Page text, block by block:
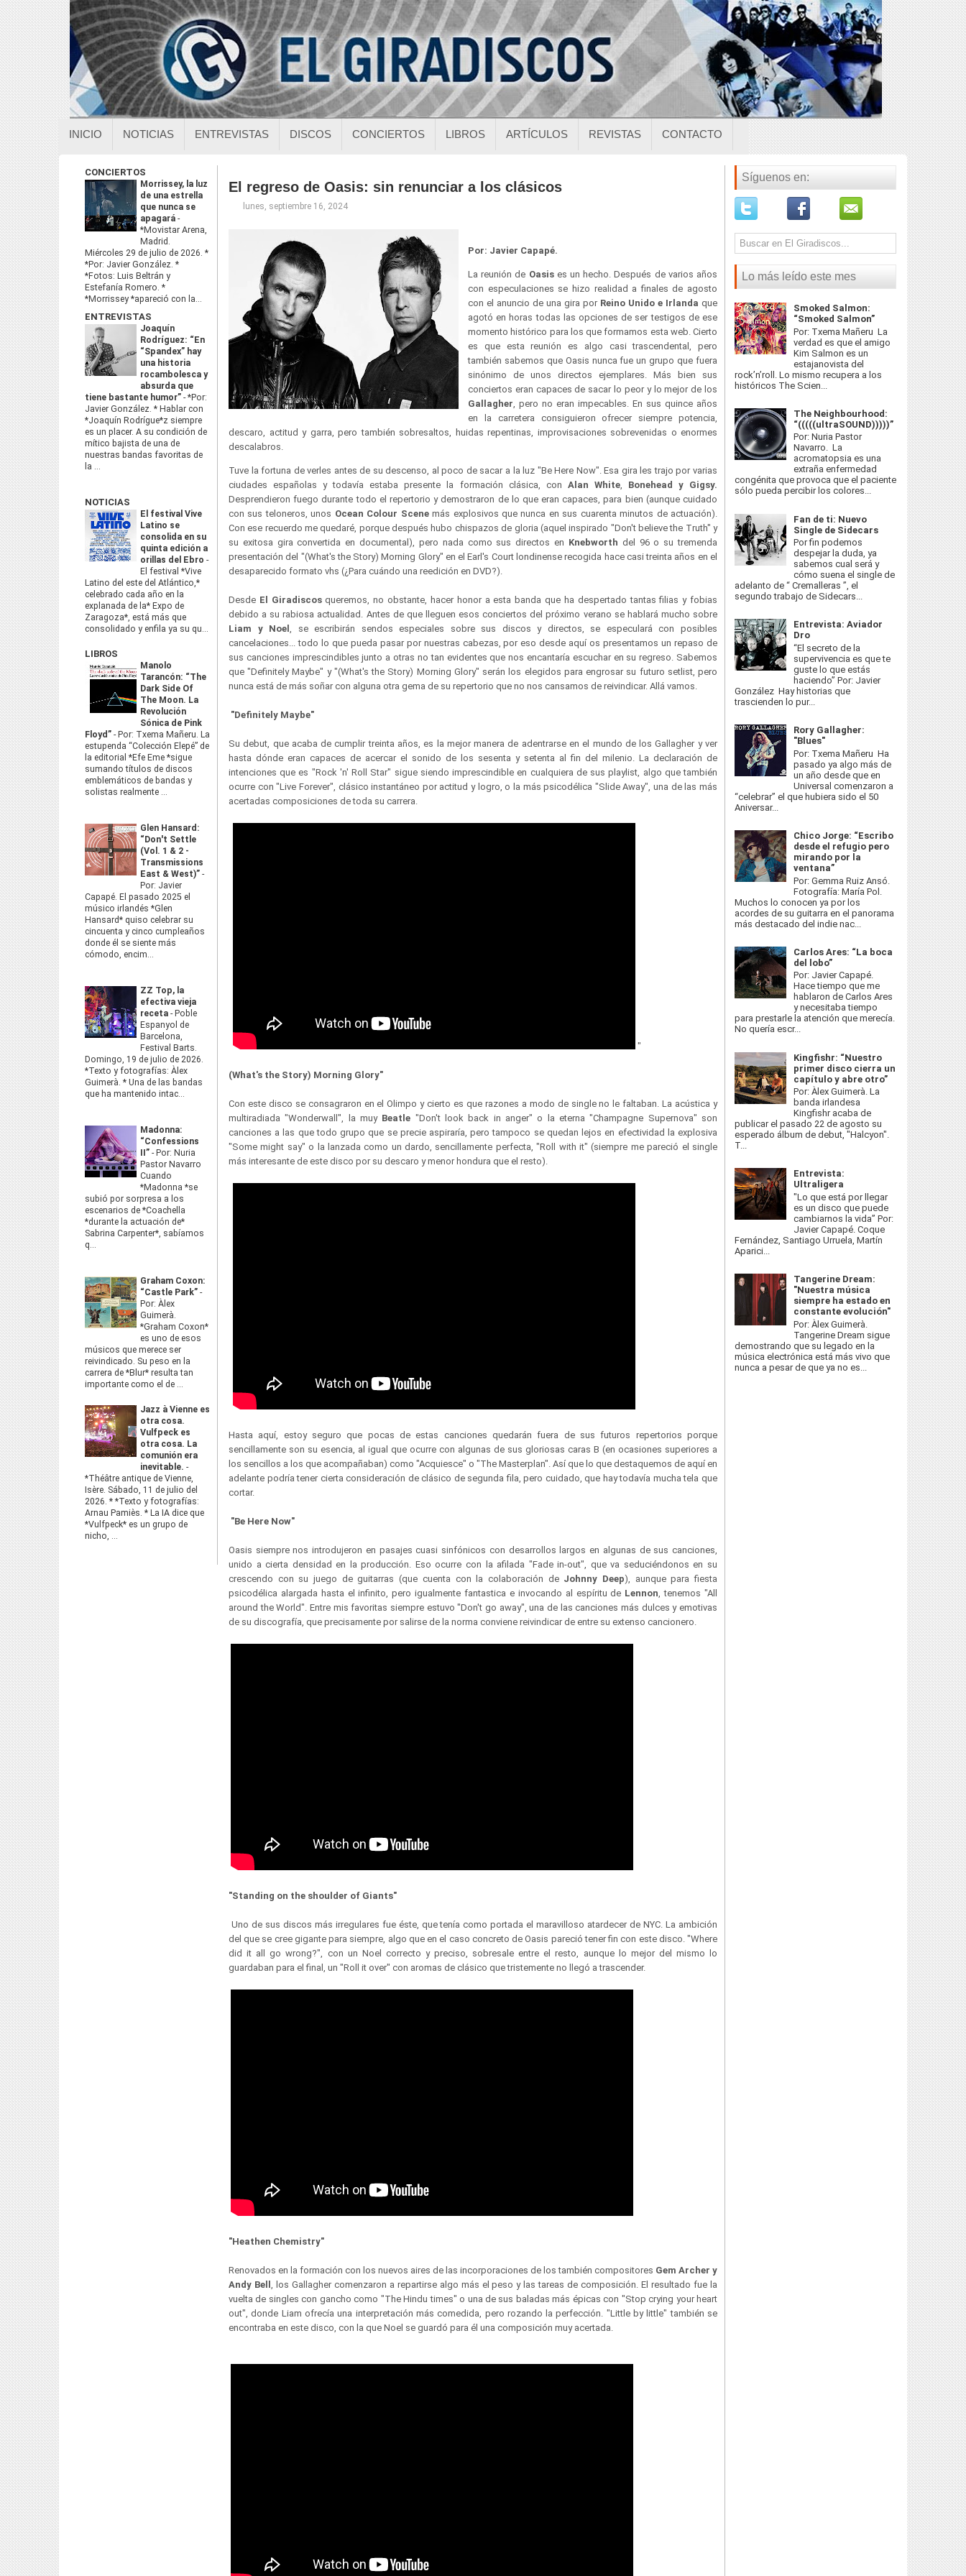
INICIO NOTICIAS ENTREVISTAS DISCOS CONCIERTOS LIBROS ARTÍCULOS REVISTAS CONTACTO
CONCIERTOS
Morrissey, la luz
de una estrella
que nunca se
apagará -
*Movistar Arena,
Madrid.
Miércoles 29 de julio de 2026. *
*Por: Javier González. *
*Fotos: Luis Beltrán y
Estefanía Romero. *
*Morrissey *apareció con la...
ENTREVISTAS
Joaquín
Rodríguez: “En
“Spandex” hay
una historia
rocambolesca y
absurda que
tiene bastante humor” -*Por:
Javier González. * Hablar con
*Joaquín Rodrígue*z siempre
es un placer. A su condición de
mítico bajista de una de
nuestras bandas favoritas de
la ...
NOTICIAS
El festival Vive
Latino se
consolida en su
quinta edición a
orillas del Ebro -
El festival *Vive
Latino del este del Atlántico,*
celebrado cada año en la
explanada de la* Expo de
Zaragoza*, está más que
consolidado y enfila ya su qu...
LIBROS
Manolo
Tarancón: “The
Dark Side Of
The Moon. La
Revolución
Sónica de Pink
Floyd” - Por: Txema Mañeru. La
estupenda “Colección Elepé” de
la editorial *Efe Eme *sigue
sumando títulos de discos
emblemáticos de bandas y
solistas realmente ...
Glen Hansard:
“Don't Settle
(Vol. 1 & 2 -
Transmissions
East & West)” -
Por: Javier
Capapé. El pasado 2025 el
músico irlandés *Glen
Hansard* quiso celebrar su
cincuenta y cinco cumpleaños
donde él se siente más
cómodo, encim...
ZZ Top, la
efectiva vieja
receta - Poble
Espanyol de
Barcelona,
Festival Barts.
Domingo, 19 de julio de 2026.
*Texto y fotografías: Àlex
Guimerà. * Una de las bandas
que ha mantenido intac...
Madonna:
“Confessions
II” - Por: Nuria
Pastor Navarro
Cuando
*Madonna *se
subió por sorpresa a los
escenarios de *Coachella
*durante la actuación de*
Sabrina Carpenter*, sabíamos
q...
Graham Coxon:
“Castle Park” -
Por: Àlex
Guimerà.
*Graham Coxon*
es uno de esos
músicos que merece ser
reivindicado. Su peso en la
carrera de *Blur* resulta tan
importante como el de ...
Jazz à Vienne es
otra cosa.
Vulfpeck es
otra cosa. La
comunión era
inevitable. -
*Théâtre antique de Vienne,
Isère. Sábado, 11 de julio del
2026. * *Texto y fotografías:
Arnau Pamiès. * La IA dice que
*Vulfpeck* es un grupo de
nicho, ...
El regreso de Oasis: sin renunciar a los clásicos
lunes, septiembre 16, 2024
Por: Javier Capapé.
La reunión de Oasises un hecho. Después de varios años
con especulaciones se hizo realidad a finales de agosto
con el anuncio de una gira por Reino Unido e Irlanda que
agotó en horas todas las opciones de ser testigos de ese
momento histórico para los que formamos esta web. Cierto
es que esta reunión es algo casi trascendental, pero
también sabemos que Oasis nunca fue un grupo que fuera
sinónimo de unos directos ejemplares. Más bien sus
conciertos eran capaces de sacar lo peor y lo mejor de los
Gallagher, pero no eran impecables. En sus quince años
en la carretera consiguieron ofrecer siempre potencia,
descaro, actitud y garra, pero también sobresaltos, huidas repentinas, improvisaciones sobrevenidas o enormes
descalabros.
Tuve la fortuna de verles antes de su descenso, al poco de sacar a la luz "Be Here Now". Esa gira les trajo por varias
ciudades españolas y todavía estaba presente la formación clásica, con Alan White, Bonehead y Gigsy.
Desprendieron fuego durante todo el repertorio y demostraron de lo que eran capaces, para bien (aunque cuidado
con sus teloneros, unos Ocean Colour Scenemás explosivos que nunca en sus cuarenta minutos de actuación).
Con ese recuerdo me quedaré, porque después hubo chispazos de gloria (aquel inspirado "Don't believe the Truth" y
su exitosa gira convertida en documental), pero nada como sus directos en Knebworth del 96 o su tremenda
presentación del "(What's the Story) Morning Glory" en el Earl's Court londinense recogida hace casi treinta años en el
desaparecido formato vhs (¿Para cuándo una reedición en DVD?).
Desde El Giradiscosqueremos, no obstante, hacer honor a esta banda que ha despertado tantas filias y fobias
debido a su rabiosa actualidad. Antes de que lleguen esos conciertos del próximo verano se hablará mucho sobre
Liam y Noel, se escribirán sendos especiales sobre sus discos y directos, se especulará con posibles
cancelaciones... todo lo que pueda pasar por nuestras cabezas, por eso desde aquí os presentamos un repaso de
sus canciones imprescindibles junto a otras no tan evidentes que nos encantaría escuchar en su regreso. Sabemos
que "Definitely Maybe" y "(What's the Story) Morning Glory" serán los elegidos para engrosar su futuro setlist, pero
nunca está de más soñar con alguna otra gema de su repertorio que no nos cansamos de reivindicar. Allá vamos.
"Definitely Maybe"
Su debut, que acaba de cumplir treinta años, es la mejor manera de adentrarse en el mundo de los Gallagher y ver
hasta dónde eran capaces de acercar el sonido de los sesenta y setenta al fin del milenio. La declaración de
intenciones que es "Rock 'n' Roll Star" sigue siendo imprescindible en cualquiera de sus playlist, algo que también
ocurre con "Live Forever", clásico instantáneo por actitud y logro, o la más psicodélica "Slide Away", una de las más
acertadas composiciones de toda su carrera.
"
(What's the Story) Morning Glory"
Con este disco se consagraron en el Olimpo y cierto es que razones a modo de single no le faltaban. La acústica y
multiradiada "Wonderwall", la muy Beatle "Don't look back in anger" o la eterna "Champagne Supernova" son
canciones a las que todo grupo que se precie aspiraría, pero tampoco se quedan lejos en efectividad la explosiva
"Some might say" o la lanzada como un dardo, sencillamente perfecta, "Roll with it" (siempre me pareció el single
más interesante de este disco por su descaro y menor hondura que el resto).
Hasta aquí, estoy seguro que pocas de estas canciones quedarán fuera de sus futuros repertorios porque
sencillamente son su esencia, al igual que ocurre con algunas de sus gloriosas caras B (en ocasiones superiores a
los sencillos a los que acompañaban) como "Acquiesce" o "The Masterplan". Así que lo que destaquemos de aquí en
adelante podría tener cierta consideración de clásico de segunda fila, pero cuidado, que hay todavía mucha tela que
cortar.
"Be Here Now"
Oasis siempre nos introdujeron en pasajes cuasi sinfónicos con desarrollos largos en algunas de sus canciones,
unido a cierta densidad en la producción. Eso ocurre con la afilada "Fade in-out", que va seduciéndonos en su
crescendo con su juego de guitarras (que cuenta con la colaboración de Johnny Deep), aunque para fiesta
psicodélica alargada hasta el infinito, pero igualmente fantastica e invocando al espíritu de Lennon, tenemos "All
around the World". Entre mis favoritas siempre estuvo "Don't go away", una de las canciones más dulces y emotivas
de su discografía, que precisamente por salirse de la norma conviene reivindicar de entre su extenso cancionero.
"Standing on the shoulder of Giants"
Uno de sus discos más irregulares fue éste, que tenía como portada el maravilloso atardecer de NYC. La ambición
del que se cree gigante para siempre, algo que en el caso concreto de Oasis pareció tener fin con este disco. "Where
did it all go wrong?", con un Noel correcto y preciso, sobresale entre el resto, aunque lo mejor del mismo lo
guardaban para el final, un "Roll it over" con aromas de clásico que tristemente no llegó a trascender.
"Heathen Chemistry"
Renovados en la formación con los nuevos aires de las incorporaciones de los también compositores Gem Archer y
Andy Bell , los Gallagher comenzaron a repartirse algo más el peso y las tareas de composición. El resultado fue la
vuelta de singles con gancho como "The Hindu times" o una de sus baladas más épicas con "Stop crying your heart
out", donde Liam ofrecía una interpretación más comedida, pero rozando la perfección. "Little by little" también se
encontraba en este disco, con la que Noel se guardó para él una composición muy acertada.
Síguenos en:
Lo más leído este mes
Smoked Salmon:
“Smoked Salmon”
Por: Txema Mañeru La
verdad es que el amigo
Kim Salmon es un
estajanovista del
rock’n’roll. Lo mismo recupera a los
históricos The Scien...
The Neighbourhood:
“(((((ultraSOUND)))))”
Por: Nuria Pastor
Navarro. La
acromatopsia es una
extraña enfermedad
congénita que provoca que el paciente
sólo pueda percibir los colores...
Fan de ti: Nuevo
Single de Sidecars
Por fin podemos
despejar la duda, ya
sabemos cual será y
cómo suena el single de
adelanto de “ Cremalleras ”, el
segundo trabajo de Sidecars...
Entrevista: Aviador
Dro
“El secreto de la
supervivencia es que te
guste lo que estás
haciendo” Por: Javier
González Hay historias que
trascienden lo pur...
Rory Gallagher:
"Blues"
Por: Txema Mañeru Ha
pasado ya algo más de
un año desde que en
Universal comenzaron a
“celebrar” el que hubiera sido el 50
Aniversar...
Chico Jorge: “Escribo
desde el refugio pero
mirando por la
ventana”
Por: Gemma Ruiz Ansó.
Fotografía: María Pol.
Muchos lo conocen ya por los
acordes de su guitarra en el panorama
más destacado del indie nac...
Carlos Ares: “La boca
del lobo”
Por: Javier Capapé.
Hace tiempo que me
hablaron de Carlos Ares
y necesitaba tiempo
para prestarle la atención que merecía.
No quería escr...
Kingfishr: “Nuestro
primer disco cierra un
capítulo y abre otro”
Por: Àlex Guimerà. La
banda irlandesa
Kingfishr acaba de
publicar el pasado 22 de agosto su
esperado álbum de debut, "Halcyon".
T...
Entrevista:
Ultraligera
"Lo que está por llegar
es un disco que puede
cambiarnos la vida” Por:
Javier Capapé. Coque
Fernández, Santiago Urruela, Martín
Aparici...
Tangerine Dream:
"Nuestra música
siempre ha estado en
constante evolución"
Por: Àlex Guimerà.
Tangerine Dream sigue
demostrando que su legado en la
música electrónica está más vivo que
nunca a pesar de que ya no es...